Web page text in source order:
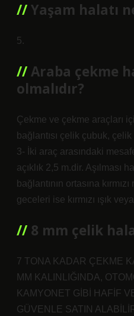
Yaşam halatı
5.
Araba çekme
olmalıdır?
Çekme ve çekme araçları
bağlantısı çelik çubuk,
3- İki araç arasındaki
açıklık 2,5 m.dir. Aşılması
bağlantının ortasına
geceleri ise kırmızı ışık
8 mm çelik
7 TONA KADAR ÇEKME
MM KALINLIĞINDA,
KAMYONET GİBİ HAFİF
GÜVENLE SATIN